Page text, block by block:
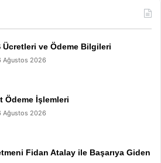
Ücretleri ve Ödeme Bilgileri
Ağustos 2026
Ödeme İşlemleri
Ağustos 2026
Fidan Atalay ile Başarıya Giden